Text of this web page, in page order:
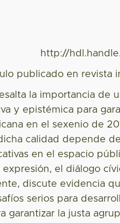
http://
publicado en revista
la importancia de
y epistémica para
en el sexenio de
calidad depende
en el espacio
expresión, el diálogo
discute evidencia
serios para
garantizar la justa